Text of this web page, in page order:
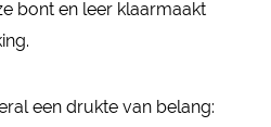
bont en leer klaarmaakt
een drukte van belang: